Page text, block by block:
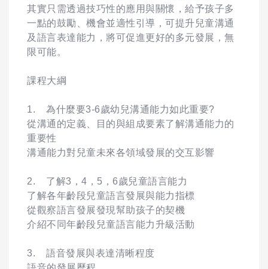
其實只需透過技巧性的應用與關懷，給予孩子多
一點的鼓勵、機會並適性引導，可提升兒童溝通
及語言表達能力，將可促進更好的多元發展，無
限可能。
課程大綱
1. 為什麼要3-6歲幼兒溝通能力如此重要?
從溝通的定義、目的與組成要素了解溝通能力的
重要性
溝通能力對兒童未來各領域發展的交互影響
2. 了解3，4，5，6歲兒童語言能力
了解各年齡段兒童語言發展與能力指標
從觀察語言發展發現幫助孩子的契機
介紹不同年齡段兒童語言能力升級活動
3. 語音發展與表達清晰程度